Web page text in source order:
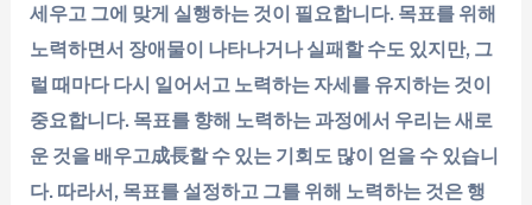
세우고 그에 맞게 실행하는 것이 필요합니다. 목표를 위해
노력하면서 장애물이 나타나거나 실패할 수도 있지만, 그
럴 때마다 다시 일어서고 노력하는 자세를 유지하는 것이
중요합니다. 목표를 향해 노력하는 과정에서 우리는 새로
운 것을 배우고成長할 수 있는 기회도 많이 얻을 수 있습니
다. 따라서, 목표를 설정하고 그를 위해 노력하는 것은 행